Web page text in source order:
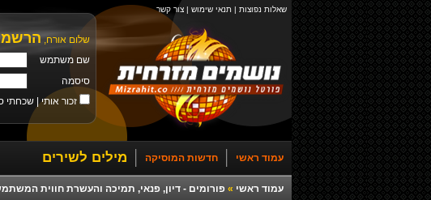
שאלות נפוצות | תנאי שימוש | צור קשר
שלום אורח,
שם משתמש
סיסמה
זכור אותי |שכחתי
עמוד ראשי חדשות המוסיקה מילים לשירים
עמוד ראשי » פורומים - דיון, פנאי, תמיכה והעשרת חווית